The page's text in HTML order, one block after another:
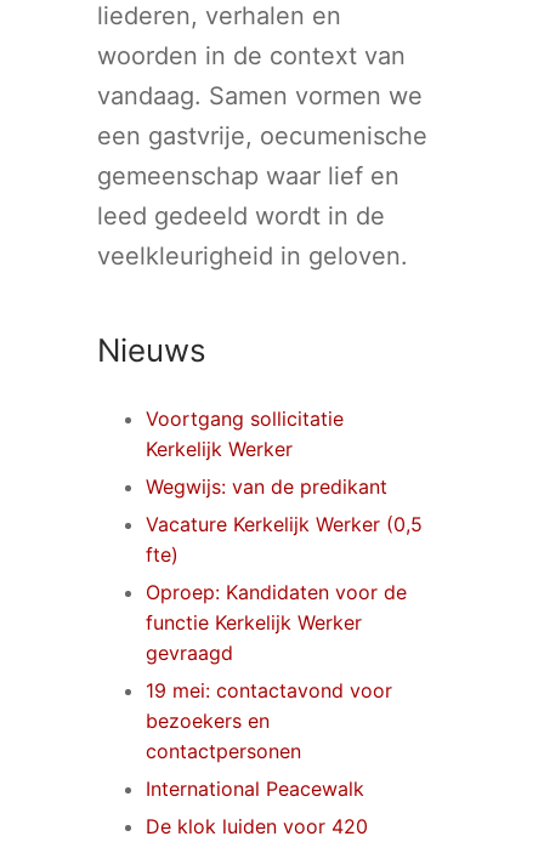
liederen, verhalen en
woorden in de context van
vandaag. Samen vormen we
een gastvrije, oecumenische
gemeenschap waar lief en
leed gedeeld wordt in de
veelkleurigheid in geloven.
Nieuws
Voortgang sollicitatie
Kerkelijk Werker
Wegwijs: van de predikant
Vacature Kerkelijk Werker (0,5
fte)
Oproep: Kandidaten voor de
functie Kerkelijk Werker
gevraagd
19 mei: contactavond voor
bezoekers en
contactpersonen
International Peacewalk
De klok luiden voor 420